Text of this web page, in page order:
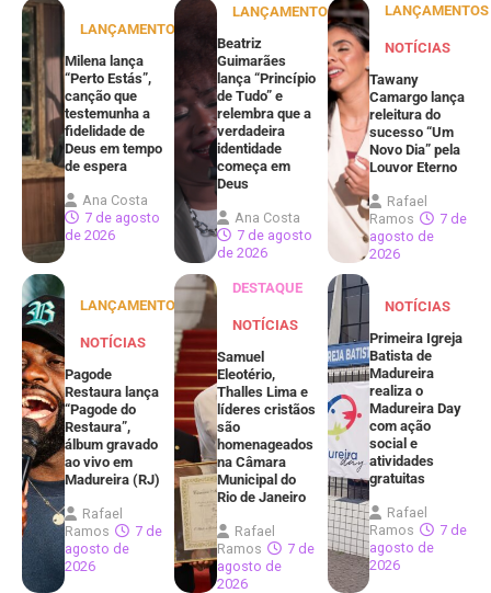
LANÇAMENTOS
Milena lança
“Perto Estás”,
canção que
testemunha a
fidelidade de
Deus em tempo
de espera
Ana Costa
7 de agosto
de 2026
LANÇAMENTOS
Beatriz
Guimarães
lança “Princípio
de Tudo” e
relembra que a
verdadeira
identidade
começa em
Deus
Ana Costa
7 de agosto
de 2026
LANÇAMENTOS
NOTÍCIAS
Tawany
Camargo lança
releitura do
sucesso “Um
Novo Dia” pela
Louvor Eterno
Rafael
Ramos
7 de
agosto de
2026
LANÇAMENTOS
NOTÍCIAS
Pagode
Restaura lança
“Pagode do
Restaura”,
álbum gravado
ao vivo em
Madureira (RJ)
Rafael
Ramos
7 de
agosto de
2026
DESTAQUE
NOTÍCIAS
Samuel
Eleotério,
Thalles Lima e
líderes cristãos
são
homenageados
na Câmara
Municipal do
Rio de Janeiro
Rafael
Ramos
7 de
agosto de
2026
NOTÍCIAS
Primeira Igreja
Batista de
Madureira
realiza o
Madureira Day
com ação
social e
atividades
gratuitas
Rafael
Ramos
7 de
agosto de
2026